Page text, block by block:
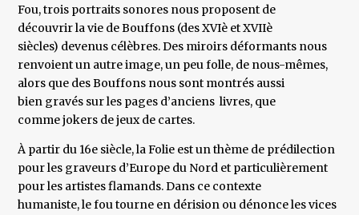
Fou, trois portraits sonores nous proposent de
découvrir la vie de Bouffons (des XVIè et XVIIè
siècles) devenus célèbres. Des miroirs déformants nous
renvoient un autre image, un peu folle, de nous-mêmes,
alors que des Bouffons nous sont montrés aussi
bien gravés sur les pages d’anciens livres, que
comme jokers de jeux de cartes.
À partir du 16e siècle, la Folie est un thème de prédilection
pour les graveurs d’Europe du Nord et particulièrement
pour les artistes flamands. Dans ce contexte
humaniste, le fou tourne en dérision ou dénonce les vices